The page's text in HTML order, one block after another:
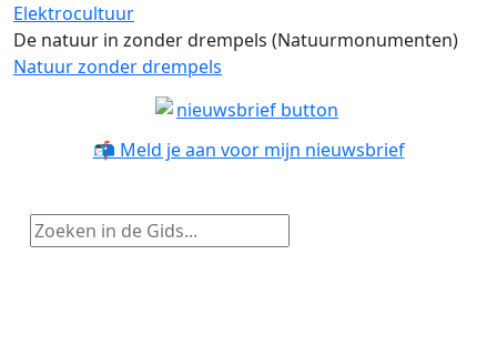
Elektrocultuur
De natuur in zonder drempels (Natuurmonumenten)
Natuur zonder drempels
📬 Meld je aan voor mijn nieuwsbrief
Zoeken in de Gids...